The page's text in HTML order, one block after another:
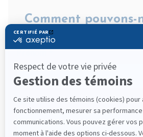
Comment pouvons-
Nom *